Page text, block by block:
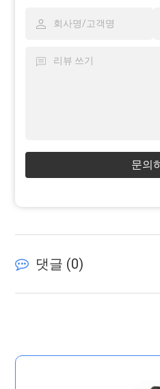
문의
댓글 (0)